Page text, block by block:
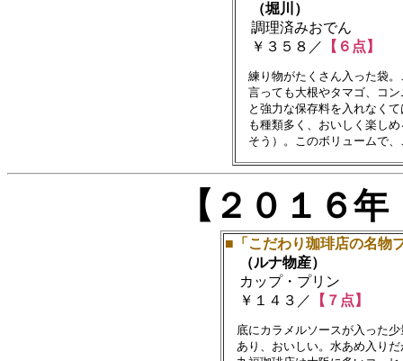
（堀川）
調理済みおでん
￥３５８／ 【６点】
練り物がたくさん入った袋
言っても大根やタマゴ、コン
と強力な保存料を入れなくて
も種類多く、おいしく楽しめ
【２０１６
■「こだわり珈琲店の名物
（ルナ物産）
カップ・プリン
￥１４３／ 【７点】
底にカラメルソースが入った
あり、おいしい。水あめ入りだ